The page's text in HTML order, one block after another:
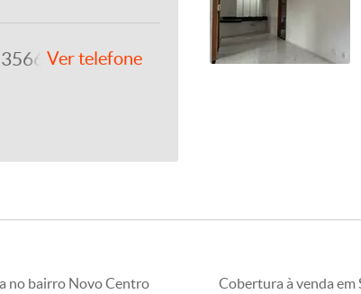
3566-3756
Ver telefone
no bairro Novo Centro
Cobertura à venda em